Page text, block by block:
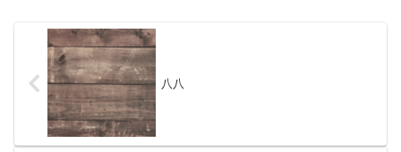
八八